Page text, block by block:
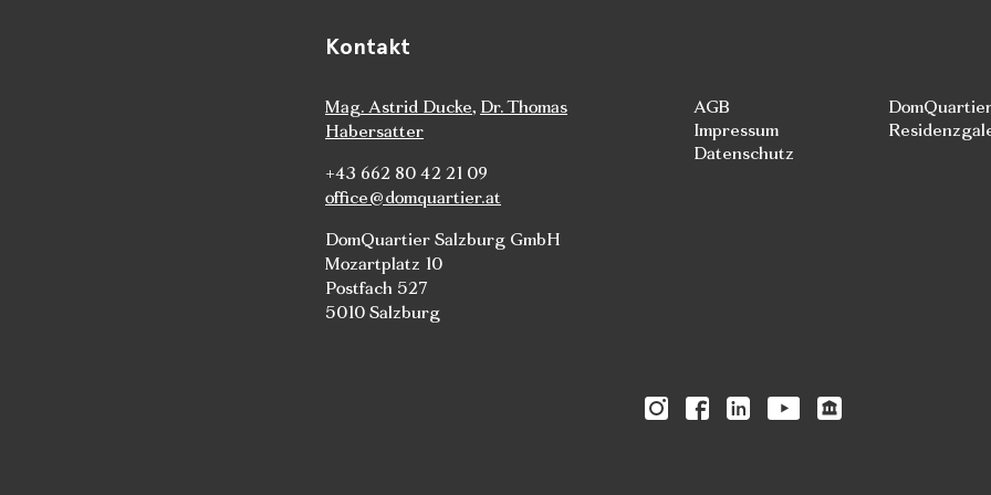
Kontakt
Mag. Astrid Ducke, Dr. Thomas
Habersatter
+43 662 80 42 21 09
office@domquartier.at
DomQuartier Salzburg GmbH
Mozartplatz 10
Postfach 527
5010 Salzburg
AGB
Impressum
Datenschutz